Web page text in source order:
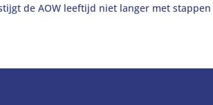
de AOW leeftijd niet langer met